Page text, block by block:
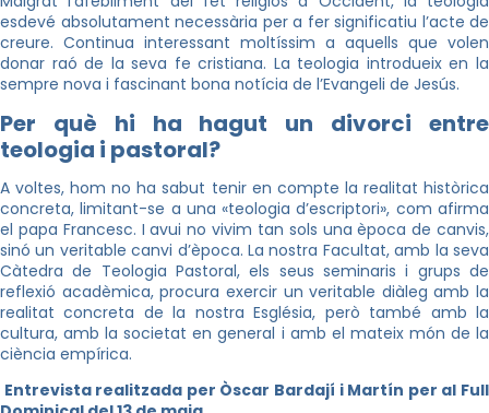
esdevé absolutament necessària per a fer significatiu l’acte de
creure. Continua interessant moltíssim a aquells que volen
donar raó de la seva fe cristiana. La teologia introdueix en la
sempre nova i fascinant bona notícia de l’Evangeli de Jesús.
Per què hi ha hagut un divorci entre
teologia i pastoral?
A voltes, hom no ha sabut tenir en compte la realitat històrica
concreta, limitant-se a una «teologia d’escriptori», com afirma
el papa Francesc. I avui no vivim tan sols una època de canvis,
sinó un veritable canvi d’època. La nostra Facultat, amb la seva
Càtedra de Teologia Pastoral, els seus seminaris i grups de
reflexió acadèmica, procura exercir un veritable diàleg amb la
realitat concreta de la nostra Església, però també amb la
cultura, amb la societat en general i amb el mateix món de la
ciència empírica.
Entrevista realitzada per Òscar Bardají i Martín per al Full